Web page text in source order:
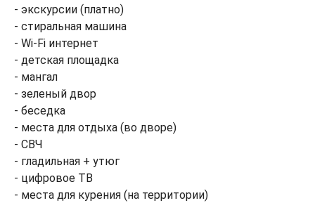
- экскурсии (платно)
- стиральная машина
- Wi-Fi интернет
- детская площадка
- мангал
- зеленый двор
- беседка
- места для отдыха (во дворе)
- СВЧ
- гладильная + утюг
- цифровое ТВ
- места для курения (на территории)